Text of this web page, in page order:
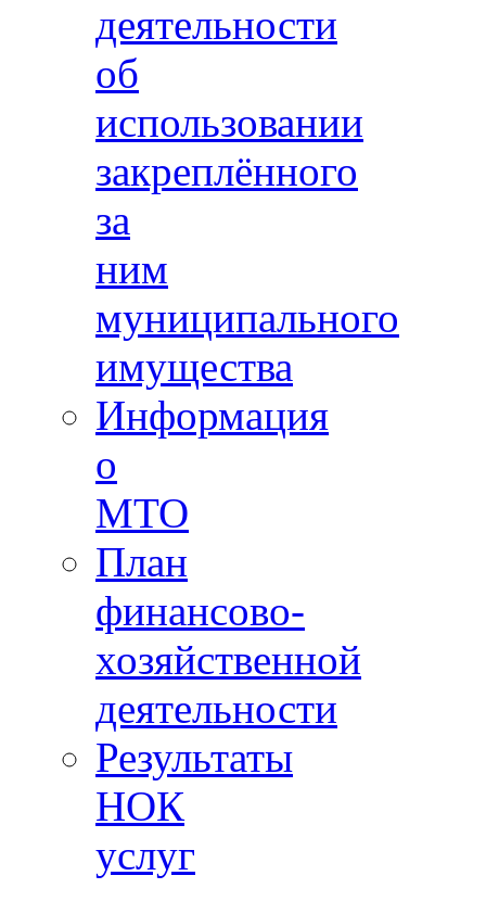
деятельности
об
использовании
закреплённого
за
ним
муниципального
имущества
Информация
о
МТО
План
финансово-
хозяйственной
деятельности
Результаты
НОК
услуг